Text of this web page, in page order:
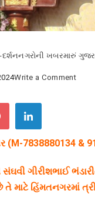
દર્શનનગરોની ખબરમારું
Write a Commenton
(M-7838880134 &
સંઘવી ગીરીશભાઈ
તે માટે હિંમતનગરમાં